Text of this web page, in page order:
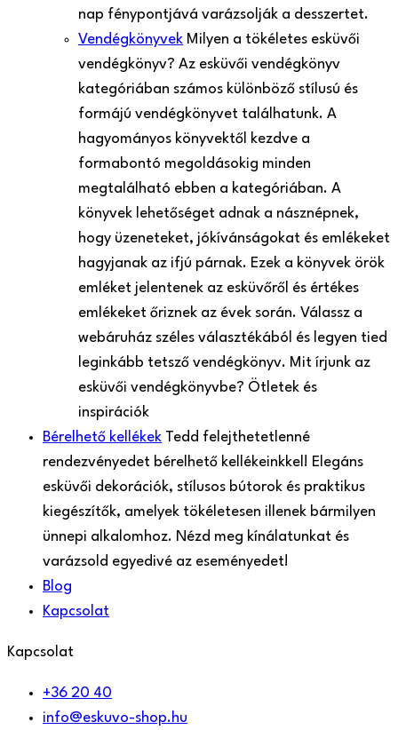
nap fénypontjává varázsolják a desszertet.
Vendégkönyvek Milyen a tökéletes esküvői
vendégkönyv? Az esküvői vendégkönyv
kategóriában számos különböző stílusú és
formájú vendégkönyvet találhatunk. A
hagyományos könyvektől kezdve a
formabontó megoldásokig minden
megtalálható ebben a kategóriában. A
könyvek lehetőséget adnak a násznépnek,
hogy üzeneteket, jókívánságokat és emlékeket
hagyjanak az ifjú párnak. Ezek a könyvek örök
emléket jelentenek az esküvőről és értékes
emlékeket őriznek az évek során. Válassz a
webáruház széles választékából és legyen tied
leginkább tetsző vendégkönyv. Mit írjunk az
esküvői vendégkönyvbe? Ötletek és
inspirációk
Bérelhető kellékek Tedd felejthetetlenné
rendezvényedet bérelhető kellékeinkkel! Elegáns
esküvői dekorációk, stílusos bútorok és praktikus
kiegészítők, amelyek tökéletesen illenek bármilyen
ünnepi alkalomhoz. Nézd meg kínálatunkat és
varázsold egyedivé az eseményedet!
Blog
Kapcsolat
Kapcsolat
+36 20 40
info@eskuvo-shop.hu